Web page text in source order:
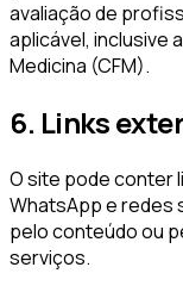
avaliação de
aplicável, inclusive
Medicina (CFM).
6. Links
O site pode conter
WhatsApp e redes
pelo conteúdo ou
serviços.